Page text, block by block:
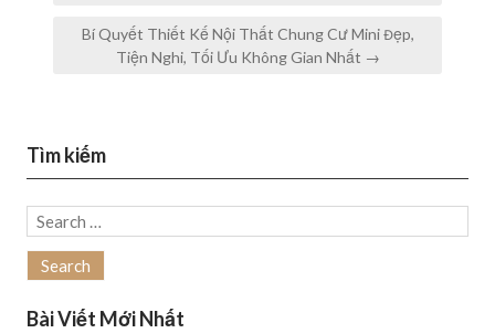
Bí Quyết Thiết Kế Nội Thất Chung Cư Mini Đẹp,
Tiện Nghi, Tối Ưu Không Gian Nhất →
Tìm kiếm
Search
for:
Bài Viết Mới Nhất